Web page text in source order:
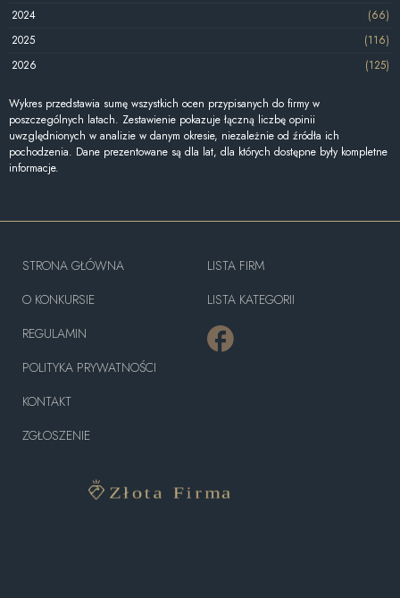
2024
(66)
2025
(116)
2026
(125)
Wykres przedstawia sumę wszystkich ocen przypisanych do firmy w
poszczególnych latach. Zestawienie pokazuje łączną liczbę opinii
uwzględnionych w analizie w danym okresie, niezależnie od źródła ich
pochodzenia. Dane prezentowane są dla lat, dla których dostępne były kompletne
informacje.
STRONA GŁÓWNA
O KONKURSIE
REGULAMIN
POLITYKA PRYWATNOŚCI
KONTAKT
ZGŁOSZENIE
LISTA FIRM
LISTA KATEGORII